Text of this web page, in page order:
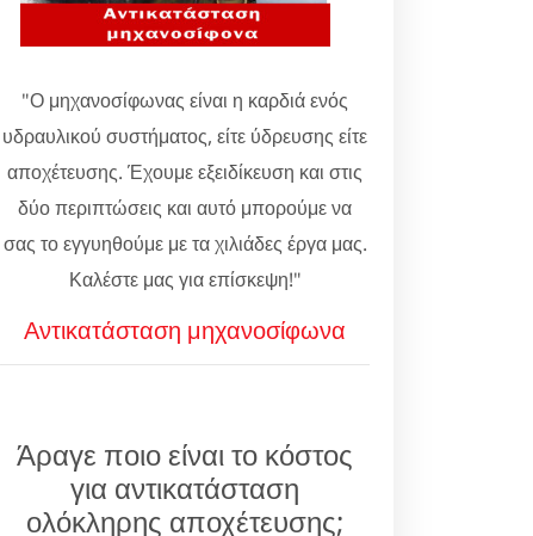
"Ο μηχανοσίφωνας είναι η καρδιά ενός
υδραυλικού συστήματος, είτε ύδρευσης είτε
αποχέτευσης. Έχουμε εξειδίκευση και στις
δύο περιπτώσεις και αυτό μπορούμε να
σας το εγγυηθούμε με τα χιλιάδες έργα μας.
Καλέστε μας για επίσκεψη!"
Αντικατάσταση μηχανοσίφωνα
Άραγε ποιο είναι το κόστος
για αντικατάσταση
ολόκληρης αποχέτευσης;